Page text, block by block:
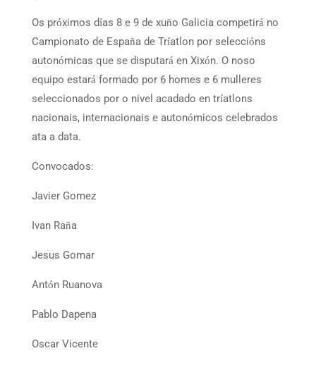
Os próximos días 8 e 9 de xuño Galicia competiráno
Campionato de España de Tríatlon por seleccións
autonómicas que se disputaráen Xixón. O noso
equipo estaráformado por 6 homes e 6 mulleres
seleccionados por o nivel acadado en tríatlons
nacionais, internacionais e autonómicos celebrados
ata a data.
Convocados:
Javier Gomez
Ivan Raña
Jesus Gomar
Antón Ruanova
Pablo Dapena
Oscar Vicente